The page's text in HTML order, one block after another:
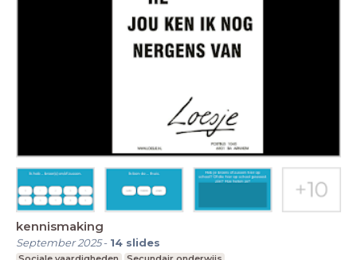
kennismaking
September 2025- 14 slides